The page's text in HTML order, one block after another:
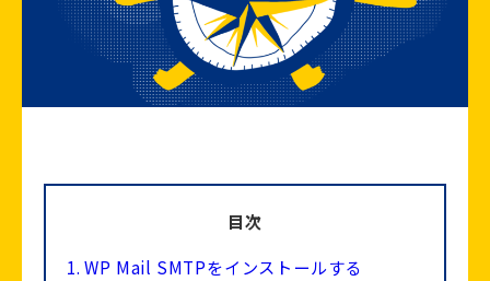
目次
1. WP Mail SMTPをインストールする